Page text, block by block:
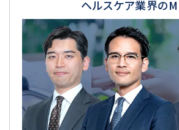
ヘルスケア業界の